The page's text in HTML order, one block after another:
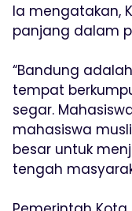
Ia mengatakan,
panjang dalam
“Bandung
tempat
segar.
mahasiswa
besar untuk
tengah